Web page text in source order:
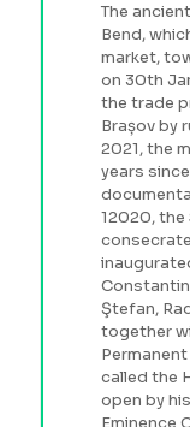
The
Bend,
market,
on 30th
the trade
Brașov by
2021, the
years
12020, the
Ştefan,
together
called the
open by